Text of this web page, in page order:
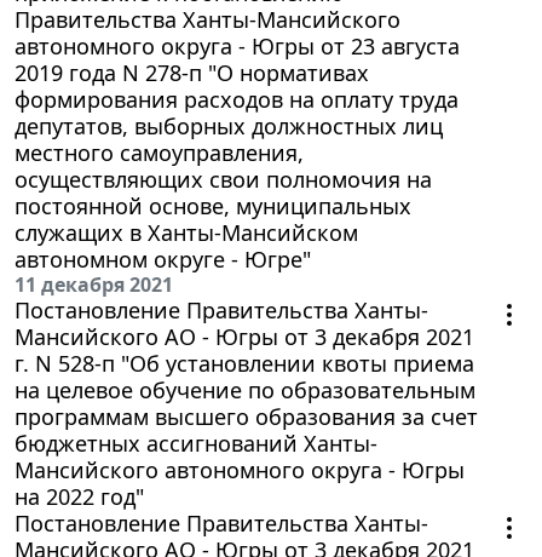
Правительства Ханты-Мансийского
автономного округа - Югры от 23 августа
2019 года N 278-п "О нормативах
формирования расходов на оплату труда
депутатов, выборных должностных лиц
местного самоуправления,
осуществляющих свои полномочия на
постоянной основе, муниципальных
служащих в Ханты-Мансийском
автономном округе - Югре"
11 декабря 2021
Постановление Правительства Ханты-
Мансийского АО - Югры от 3 декабря 2021
г. N 528-п "Об установлении квоты приема
на целевое обучение по образовательным
программам высшего образования за счет
бюджетных ассигнований Ханты-
Мансийского автономного округа - Югры
на 2022 год"
Постановление Правительства Ханты-
Мансийского АО - Югры от 3 декабря 2021